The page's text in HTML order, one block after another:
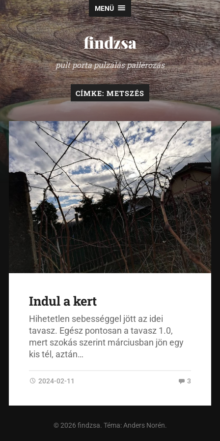
MENÜ
findzsa
pult porta pulzálás pallérozás
CÍMKE: METSZÉS
Indul a kert
Hihetetlen sebességgel jött az idei
tavasz. Egész pontosan a tavasz 1.0,
mert szokás szerint márciusban jön egy
kis tél, aztán…
2024-02-11 3
© 2026 findzsa. Téma:Anders Norén.